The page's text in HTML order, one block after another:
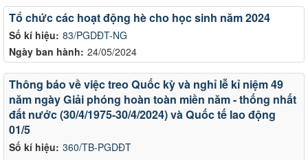
Số kí hiệu: 83/PGDĐT-NG
Ngày ban hành: 24/05/2024
Tổ chức các hoạt động hè cho học sinh năm 2024
Số kí hiệu: 360/TB-PGDĐT
Thông báo về việc treo Quốc kỳ và nghỉ lễ kỉ niệm 49
năm ngày Giải phóng hoàn toàn miền năm - thống nhất
đất nước (30/4/1975-30/4/2024) và Quốc tế lao động
01/5